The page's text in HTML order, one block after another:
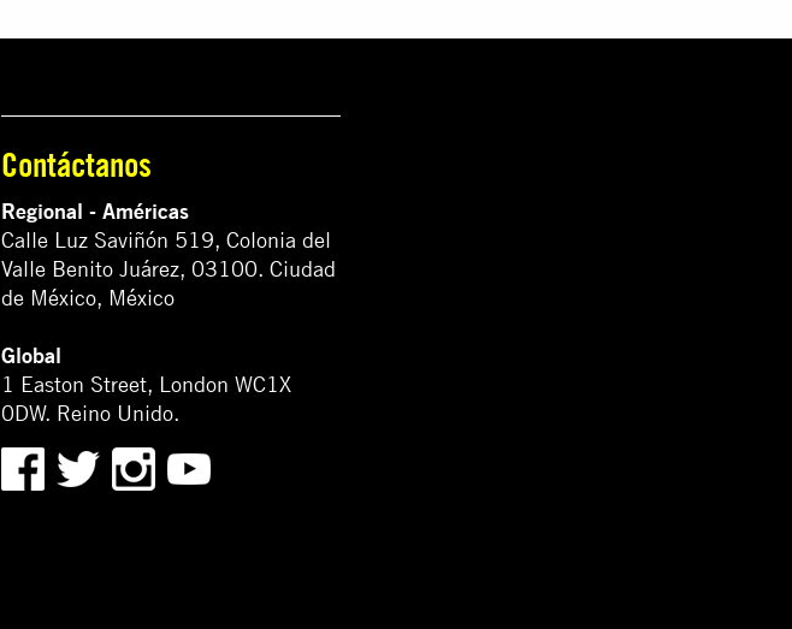
Contáctanos
Regional - Américas
Calle Luz Saviñón 519, Colonia del
Valle Benito Juárez, 03100. Ciudad
de México, México
Global
1 Easton Street, London WC1X
0DW. Reino Unido.